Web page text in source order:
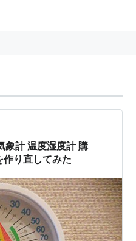
象計 温度湿度計 購
り直してみた